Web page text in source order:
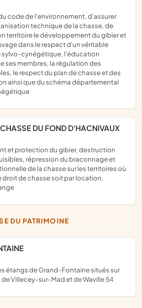
technique de la chasse, de
territoire le développement du gibier et
dans le respect d'un véritable
cynégétique, l'éducation
ses membres, la régulation des
le respect du plan de chasse et des
ainsi que du schéma départemental
CHASSE DU FOND D'HACNIVAUX
répression du braconnage et
de la chasse sur les territoires où
droit de chasse soit par location,
DU PATRIMOINE
Villecey-sur-Mad et de Waville 54